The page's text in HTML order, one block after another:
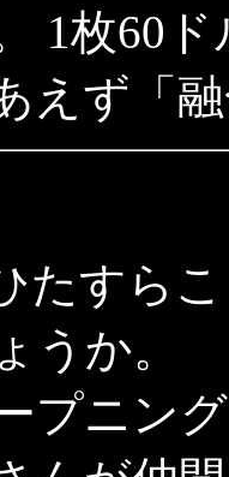
1枚60
えず「
たすら
うか。
プニン